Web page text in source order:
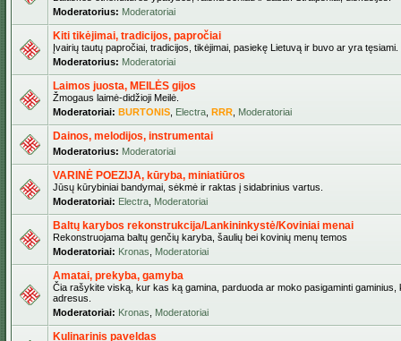
Moderatorius: Moderatoriai
Kiti tikėjimai, tradicijos, papročiai
Įvairių tautų papročiai, tradicijos, tikėjimai, pasiekę Lietuvą ir buvo ar yra tęsiami.
Moderatorius: Moderatoriai
Laimos juosta, MEILĖS gijos
Žmogaus laimė-didžioji Meilė.
Moderatoriai: BURTONIS Electra RRR Moderatoriai
Dainos, melodijos, instrumentai
Moderatorius: Moderatoriai
VARINĖ POEZIJA, kūryba, miniatiūros
Jūsų kūrybiniai bandymai, sėkmė ir raktas į sidabrinius vartus.
Moderatoriai: Electra Moderatoriai
Baltų karybos rekonstrukcija/Lankininkystė/Koviniai menai
Rekonstruojama baltų genčių karyba, šaulių bei kovinių menų temos
Moderatoriai: Kronas Moderatoriai
Amatai, prekyba, gamyba
Čia rašykite viską, kur kas ką gamina, parduoda ar moko pasigaminti
adresus.
Moderatoriai: Kronas Moderatoriai
Kulinarinis paveldas